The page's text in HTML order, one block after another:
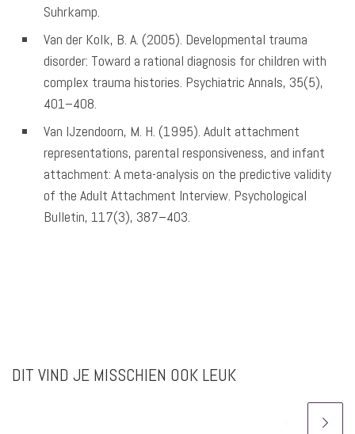
Suhrkamp.
Van der Kolk, B. A. (2005). Developmental trauma
disorder: Toward a rational diagnosis for children with
complex trauma histories. Psychiatric Annals, 35(5),
401–408.
Van IJzendoorn, M. H. (1995). Adult attachment
representations, parental responsiveness, and infant
attachment: A meta-analysis on the predictive validity
of the Adult Attachment Interview. Psychological
Bulletin, 117(3), 387–403.
DIT VIND JE MISSCHIEN OOK LEUK